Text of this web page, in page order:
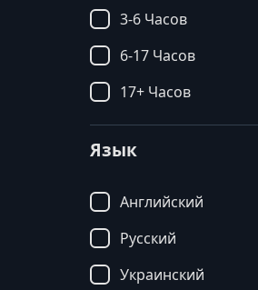
3-6 Часов
6-17 Часов
17+ Часов
Язык
Английский
Русский
Украинский